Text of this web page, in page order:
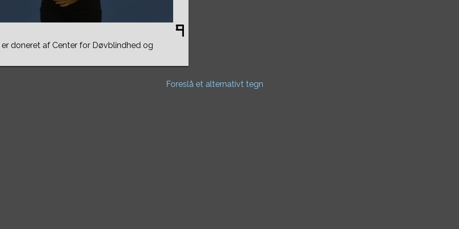
doneret af Center for Døvblindhed og
Foreslå et alternativt tegn